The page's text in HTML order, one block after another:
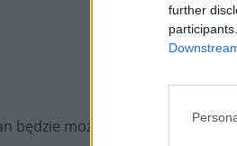
further
będzie można zobaczyć w Boże